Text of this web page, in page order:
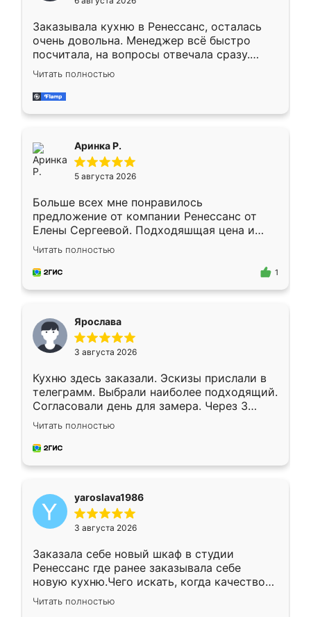
мебели буду заказывать только здесь.
Заказывала кухню в Ренессанс, осталась
очень довольна. Менеджер всё быстро
посчитала, на вопросы отвечала сразу.
Замерщик приехал в субботу, подошёл к
делу со всей ответственностью. Собрали
за день, ребята работали аккуратно, даже
Читать полностью
Аринка Р.
5 августа 2026
Больше всех мне понравилось
предложение от компании Ренессанс от
Елены Сергеевой. Подходяшщая цена и
короткие сроки изготовления. Приехавший
для замера сотрудник Владислав
предложил по моему эскизу самый
Читать полностью
1
Ярослава
3 августа 2026
Кухню здесь заказали. Эскизы прислали в
телеграмм. Выбрали наиболее подходящий.
Согласовали день для замера. Через 3
недели кухня была уже готова. Остались
довольны работой. Спасибо Ренессанс
мебель за качественную работу!
Читать полностью
yaroslava1986
3 августа 2026
Заказала себе новый шкаф в студии
Ренессанс где ранее заказывала себе
новую кухню.Чего искать, когда качеством
вполне довольна. Служит кухня уже почти
два года, нареканий нет.
Читать полностью